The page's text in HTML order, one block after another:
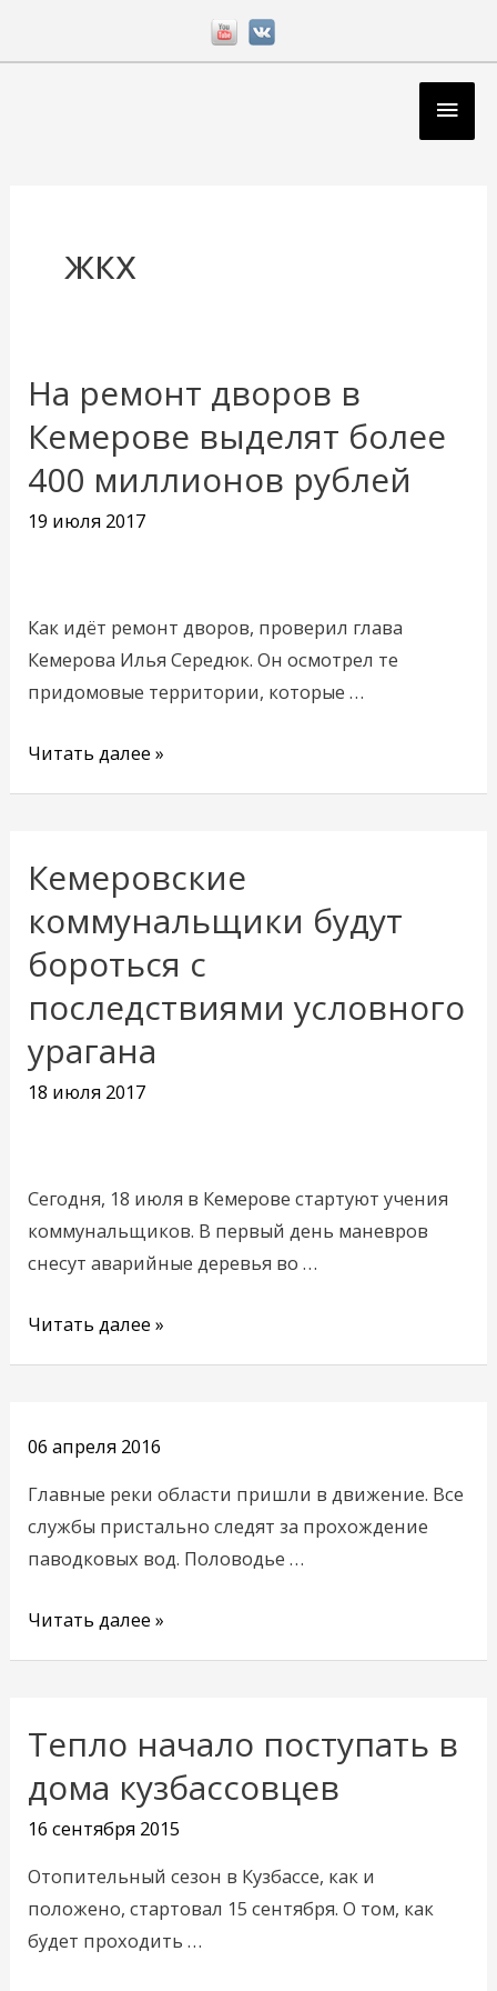
жкх
На ремонт дворов в
Кемерове выделят более
400 миллионов рублей
19 июля 2017
Как идёт ремонт дворов, проверил глава
Кемерова Илья Середюк. Он осмотрел те
придомовые территории, которые …
На
ремонт
дворов
в
Кемерове
миллионов
рублей
Читать далее »
Кемеровские
коммунальщики будут
бороться с
последствиями условного
урагана
18 июля 2017
Сегодня, 18 июля в Кемерове стартуют учения
коммунальщиков. В первый день маневров
снесут аварийные деревья во …
Кемеровские
коммунальщики
будут
бороться
с
последствиями
условного
урагана
Читать далее »
06 апреля 2016
Главные реки области пришли в движение. Все
службы пристально следят за прохождение
паводковых вод. Половодье …
Читать далее »
Тепло начало поступать в
дома кузбассовцев
16 сентября 2015
Отопительный сезон в Кузбассе, как и
положено, стартовал 15 сентября. О том, как
будет проходить …
Тепло
поступать
в
дома